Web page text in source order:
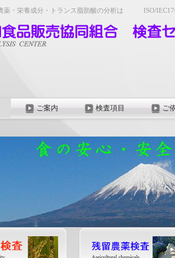
薬・栄養成分・トランス脂肪酸の分析は ISO/
ご案内 検査項目 ご